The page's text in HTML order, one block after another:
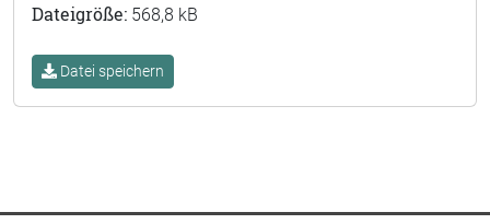
Dateigröße: 568,8 kB
Datei speichern